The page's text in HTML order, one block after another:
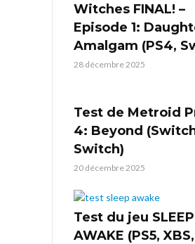
Witches FINAL! –
Episode 1:
Amalgam (PS4,
28 décembre 2025
Test de Metroid
4: Beyond
Switch)
20 décembre 2025
Test du jeu SLEEP
AWAKE (PS5,